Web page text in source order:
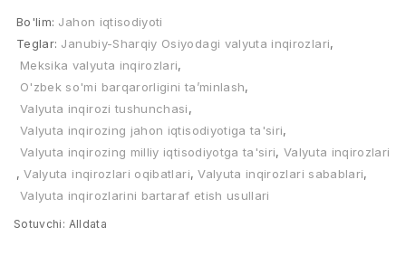
Bo'lim: Jahon iqtisodiyoti
Teglar: Janubiy-Sharqiy Osiyodagi valyuta inqirozlari,
Meksika valyuta inqirozlari,
O'zbek so'mi barqarorligini ta’minlash,
Valyuta inqirozi tushunchasi,
Valyuta inqirozing jahon iqtisodiyotiga ta'siri,
Valyuta inqirozing milliy iqtisodiyotga ta'siri, Valyuta inqirozlari
, Valyuta inqirozlari oqibatlari, Valyuta inqirozlari sabablari,
Valyuta inqirozlarini bartaraf etish usullari
Sotuvchi: Alldata